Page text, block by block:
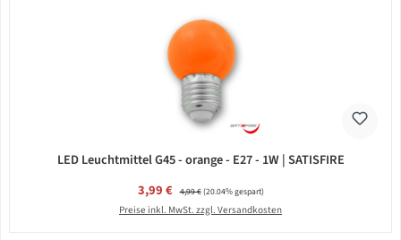
LED Leuchtmittel G45 - orange - E27 - 1W | SATISFIRE
Verkaufspreis:
3,99 € Regulärer Preis:
4,99 €(20.04% gespart)
Preise inkl. MwSt. zzgl. Versandkosten